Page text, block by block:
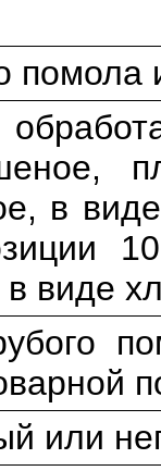
помола
в
виде
или